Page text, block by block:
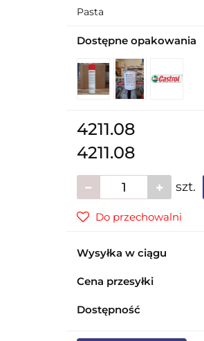
Pasta
Dostępne opakowania
4211.08
4211.08
szt.
Do przechowalni
Wysyłka w ciągu
Cena przesyłki
Dostępność